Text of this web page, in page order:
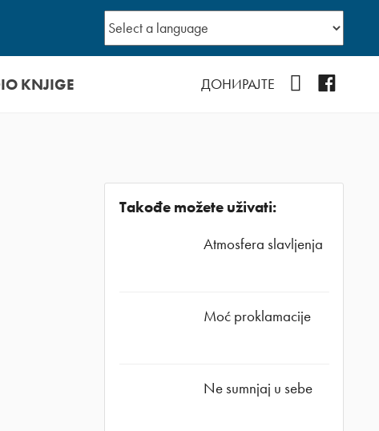
KNJIGE ДОНИРАЈТЕ YouTube
Takođe možete uživati:
Atmosfera slavljenja
Moć proklamacije
Ne sumnjaj u sebe